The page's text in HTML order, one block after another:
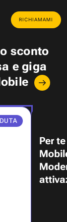
RICHIAMAMI
sconto
egiga
Per